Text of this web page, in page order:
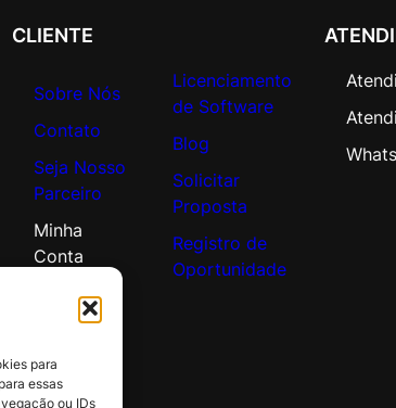
para
essas
ou IDs
CLIENTE
Sobre Nós
Contato
Seja Nosso
Parceiro
Minha
Conta
Licenciamento
de Software
Blog
Solicitar
Proposta
Registro de
Oportunidade